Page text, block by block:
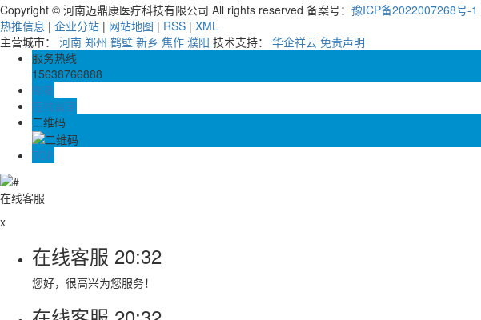
Copyright © 河南迈鼎康医疗科技有限公司 All rights reserved 备案号： 豫ICP备2022007268号-1
热推信息 | 企业分站 | 网站地图 | RSS | XML
主营城市： 河南 郑州 鹤壁 新乡 焦作 濮阳 技术支持： 华企祥云 免责声明
服务热线
15638766888
邮箱
在线留言
二维码
TOP
在线客服
x
在线客服 20:32
您好，很高兴为您服务！